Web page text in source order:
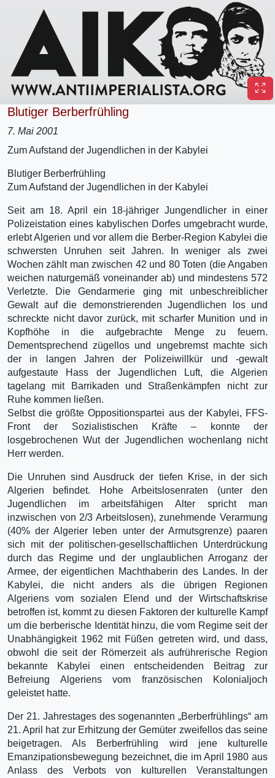
Blutiger Berberfrühling
7. Mai 2001
Zum Aufstand der Jugendlichen in der Kabylei
Blutiger Berberfrühling
Zum Aufstand der Jugendlichen in der Kabylei
Seit am 18. April ein 18-jähriger Jungendlicher in einer
Polizeistation eines kabylischen Dorfes umgebracht wurde,
erlebt Algerien und vor allem die Berber-Region Kabylei die
schwersten Unruhen seit Jahren. In weniger als zwei
Wochen zählt man zwischen 42 und 80 Toten (die Angaben
weichen naturgemäß voneinander ab) und mindestens 572
Verletzte. Die Gendarmerie ging mit unbeschreiblicher
Gewalt auf die demonstrierenden Jugendlichen los und
schreckte nicht davor zurück, mit scharfer Munition und in
Kopfhöhe in die aufgebrachte Menge zu feuern.
Dementsprechend zügellos und ungebremst machte sich
der in langen Jahren der Polizeiwillkür und -gewalt
aufgestaute Hass der Jugendlichen Luft, die Algerien
tagelang mit Barrikaden und Straßenkämpfen nicht zur
Ruhe kommen ließen.
Selbst die größte Oppositionspartei aus der Kabylei, FFS-
Front der Sozialistischen Kräfte – konnte der
losgebrochenen Wut der Jugendlichen wochenlang nicht
Herr werden.
Die Unruhen sind Ausdruck der tiefen Krise, in der sich
Algerien befindet. Hohe Arbeitslosenraten (unter den
Jugendlichen im arbeitsfähigen Alter spricht man
inzwischen von 2/3 Arbeitslosen), zunehmende Verarmung
(40% der Algerier leben unter der Armutsgrenze) paaren
sich mit der politischen-gesellschaftlichen Unterdrückung
durch das Regime und der unglaublichen Arroganz der
Armee, der eigentlichen Machthaberin des Landes. In der
Kabylei, die nicht anders als die übrigen Regionen
Algeriens vom sozialen Elend und der Wirtschaftskrise
betroffen ist, kommt zu diesen Faktoren der kulturelle Kampf
um die berberische Identität hinzu, die vom Regime seit der
Unabhängigkeit 1962 mit Füßen getreten wird, und dass,
obwohl die seit der Römerzeit als aufrührerische Region
bekannte Kabylei einen entscheidenden Beitrag zur
Befreiung Algeriens vom französischen Kolonialjoch
geleistet hatte.
Der 21. Jahrestages des sogenannten „Berberfrühlings“ am
21. April hat zur Erhitzung der Gemüter zweifellos das seine
beigetragen. Als Berberfrühling wird jene kulturelle
Emanzipationsbewegung bezeichnet, die im April 1980 aus
Anlass des Verbots von kulturellen Veranstaltungen